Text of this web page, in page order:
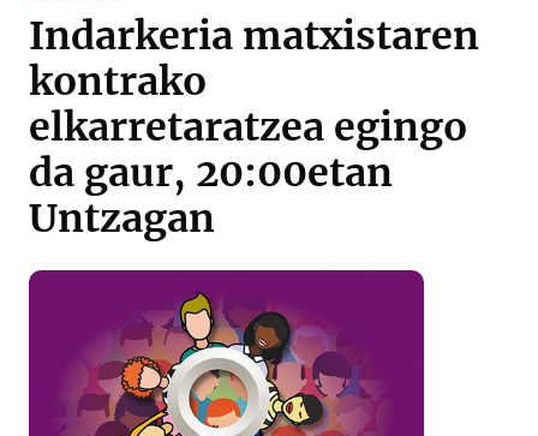
Indarkeria matxistaren
kontrako
elkarretaratzea egingo
da gaur, 20:00etan
Untzagan